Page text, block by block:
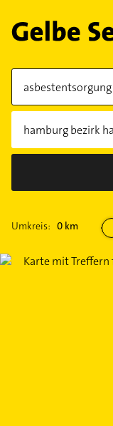
Umkreis: 0 km